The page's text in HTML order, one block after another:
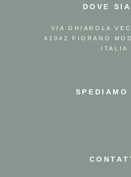
DOVE
VIA GHIAROLA
41042 FIORANO
ITALIA
SPEDIAMO